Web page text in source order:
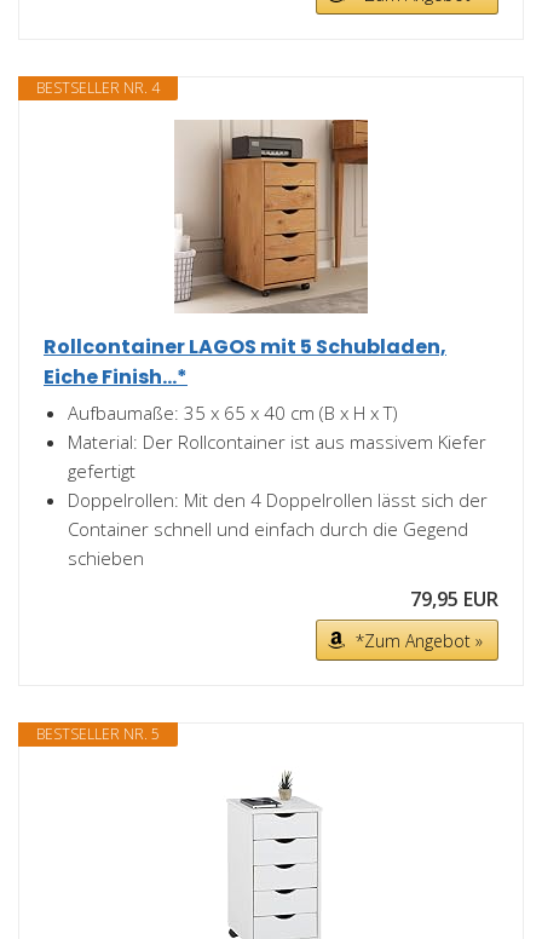
BESTSELLER NR. 4
Rollcontainer LAGOS mit 5 Schubladen,
Eiche Finish...*
Aufbaumaße: 35 x 65 x 40 cm (B x H x T)
Material: Der Rollcontainer ist aus massivem Kiefer
gefertigt
Doppelrollen: Mit den 4 Doppelrollen lässt sich der
Container schnell und einfach durch die Gegend
schieben
79,95 EUR
*Zum Angebot »
BESTSELLER NR. 5